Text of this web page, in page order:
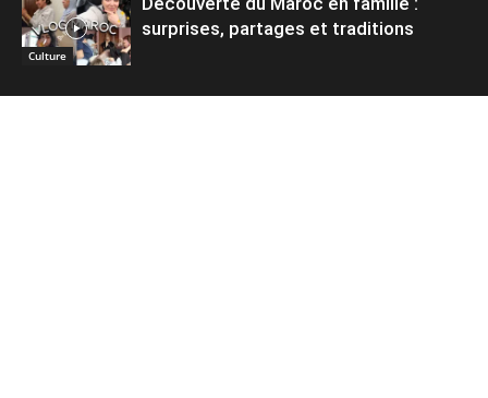
Culture
surprises, partages et traditions